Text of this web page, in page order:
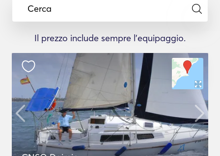
Cerca
Il prezzo include sempre l'equipaggio.